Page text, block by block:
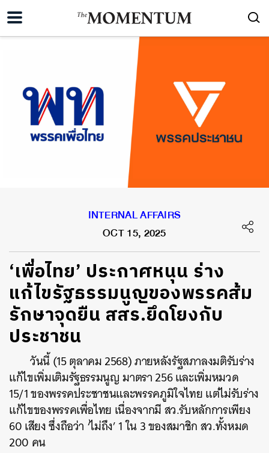
INTERNAL AFFAIRS
OCT 15, 2025
‘เพื่อไทย’ ประกาศหนุน ร่าง
แก้ไขรัฐธรรมนูญของพรรคส้ม
รักษาจุดยืน สสร.ยึดโยงกับ
ประชาชน
วันนี้ (15 ตุลาคม 2568) ภายหลังรัฐสภาลงมติรับร่าง
แก้ไขเพิ่มเติมรัฐธรรมนูญ มาตรา 256 และเพิ่มหมวด
15/1 ของพรรคประชาชนและพรรคภูมิใจไทย แต่ไม่รับร่าง
แก้ไขของพรรคเพื่อไทย เนื่องจากมี สว.รับหลักการเพียง
60 เสียง ซึ่งถือว่า ‘ไม่ถึง’ 1 ใน 3 ของสมาชิก สว.ทั้งหมด
200 คน